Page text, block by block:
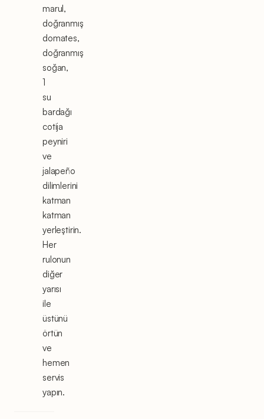
marul,
doğranmış
domates,
doğranmış
soğan,
1
su
bardağı
cotija
peyniri
ve
jalapeño
dilimlerini
katman
katman
yerleştirin.
Her
rulonun
diğer
yarısı
ile
üstünü
örtün
ve
hemen
servis
yapın.